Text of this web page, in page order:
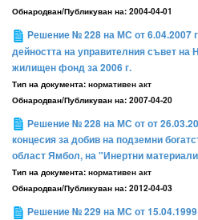
Обнародван/Публикуван на: 2004-04-01
Решение № 228 на МС от 6.04.2007
дейността на управителния съвет на
жилищен фонд за 2006 г.
Тип на документа: нормативен акт
Обнародван/Публикуван на: 2007-04-20
Решение № 228 на МС от от
концесия за добив на подземни
област Ямбол, на "Инертни
Тип на документа: нормативен акт
Обнародван/Публикуван на: 2012-04-03
Решение № 229 на МС от 15.04.1999